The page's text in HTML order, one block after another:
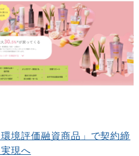
境評価融資商品」で契約締
現へ